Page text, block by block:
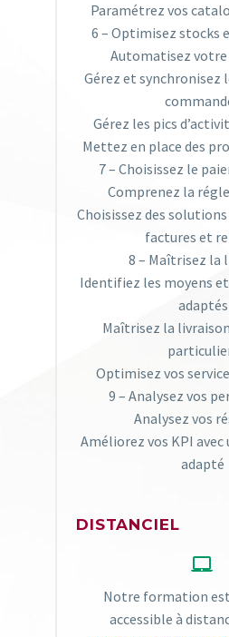
Paramétrez vos
6 – Optimisez stocks
Automatisez
Gérez et synchronisez
Gérez les pics
Mettez en place des
7 – Choisissez le
Comprenez la
Choisissez des
factures et
8 – Maîtrisez la
Identifiez les moyens
adaptés
Maîtrisez la
Optimisez vos
9 – Analysez vos
Analysez vos
Améliorez vos KPI avec
adapté
DISTANCIEL


Notre formation
accessible à